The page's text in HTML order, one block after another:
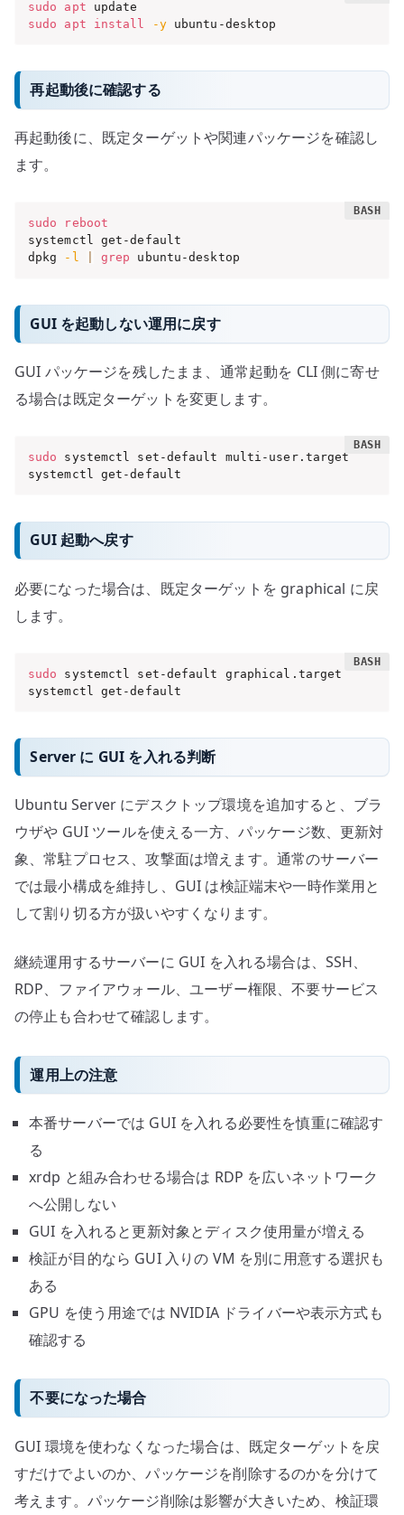
sudo apt
sudo
apt install -y ubuntu-desktop
再起動後に確認する
再起動後に、既定ターゲットや関連パッケージを確認し
ます。
sudo
reboot
systemctl get-default
dpkg
-l grep ubuntu-desktop
GUI を起動しない運用に戻す
GUI パッケージを残したまま、通常起動を CLI 側に寄せ
る場合は既定ターゲットを変更します。
sudo systemctl set-default multi-user.target
systemctl get-default
GUI 起動へ戻す
必要になった場合は、既定ターゲットを graphical に戻
します。
sudo systemctl set-default graphical.target
systemctl get-default
Server に GUI を入れる判断
Ubuntu Server にデスクトップ環境を追加すると、ブラ
ウザや GUI ツールを使える一方、パッケージ数、更新対
象、常駐プロセス、攻撃面は増えます。通常のサーバー
では最小構成を維持し、GUI は検証端末や一時作業用と
して割り切る方が扱いやすくなります。
継続運用するサーバーに GUI を入れる場合は、SSH、
RDP、ファイアウォール、ユーザー権限、不要サービス
の停止も合わせて確認します。
運用上の注意
本番サーバーでは GUI を入れる必要性を慎重に確認す
る
xrdp と組み合わせる場合は RDP を広いネットワーク
へ公開しない
GUI を入れると更新対象とディスク使用量が増える
検証が目的なら GUI 入りの VM を別に用意する選択も
ある
GPU を使う用途では NVIDIA ドライバーや表示方式も
確認する
不要になった場合
GUI 環境を使わなくなった場合は、既定ターゲットを戻
すだけでよいのか、パッケージを削除するのかを分けて
考えます。パッケージ削除は影響が大きいため、検証環